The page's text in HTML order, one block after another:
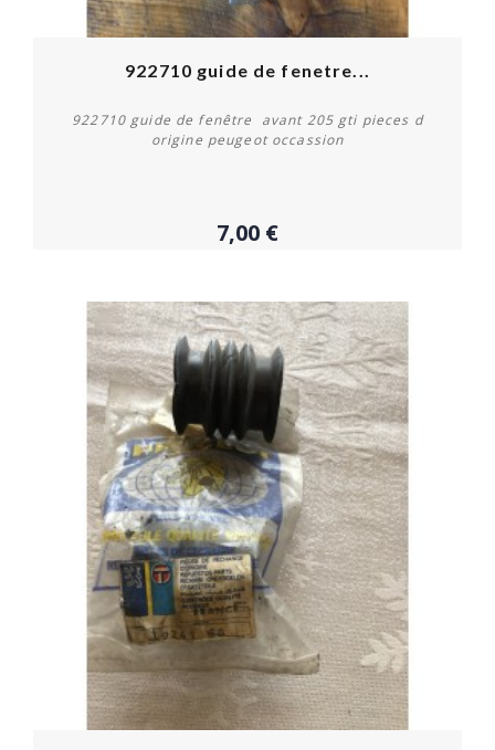
Acheter
922710 guide de fenetre...
922710 guide de fenêtre avant 205 gti pieces d
origine peugeot occassion
7,00 €